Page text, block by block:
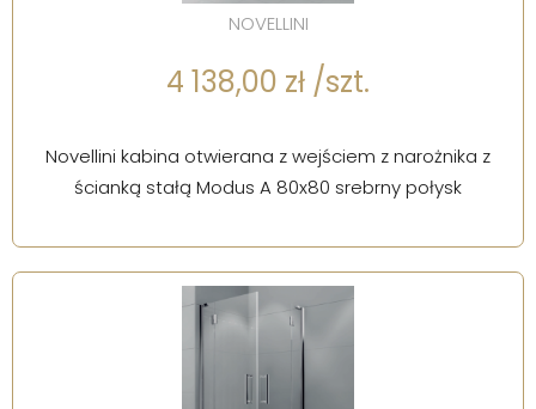
NOVELLINI
4 138,00 zł /szt.
Novellini kabina otwierana z wejściem z narożnika z
ścianką stałą Modus A 80x80 srebrny połysk